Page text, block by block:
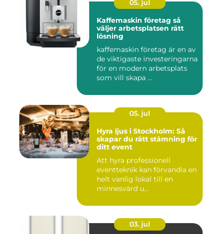
05. jul
Kaffemaskin företag så
väljer arbetsplatsen rätt
lösning
kaffemaskin företag är en av
de viktigaste investeringarna
för en modern arbetsplats
som vill skapa ...
05. jul
Hyra ljus i Stockholm: Så
skapar du rätt stämning för
ditt event
Att hyra professionell
eventteknik kan förvandla en
helt vanlig lokal till en
minnesvärd u...
03. jul